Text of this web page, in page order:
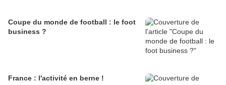
Coupe du monde de football : le foot
business ?
France : l'activité en berne !